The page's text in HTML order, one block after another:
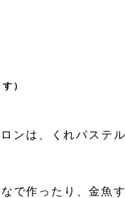
）
ンは、くれパステ
で作ったり、金魚